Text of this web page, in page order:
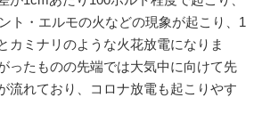
ト・エルモの火などの現象が起こり、1
カミナリのような火花放電になりま
ったものの先端では大気中に向けて先
流れており、コロナ放電も起こりやす